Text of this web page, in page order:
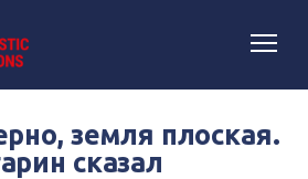
земля плоская.
сказал